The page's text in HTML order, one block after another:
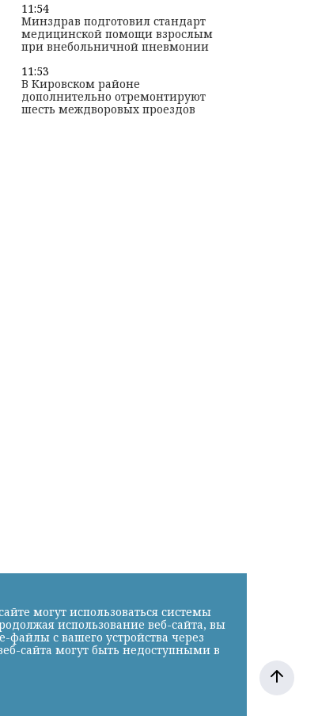
11:54
Минздрав подготовил стандарт
медицинской помощи взрослым
при внебольничной пневмонии
11:53
В Кировском районе
дополнительно отремонтируют
шесть междворовых проездов
могут использоваться системы
использование веб-сайта, вы
с вашего устройства через
сайта могут быть недоступными в